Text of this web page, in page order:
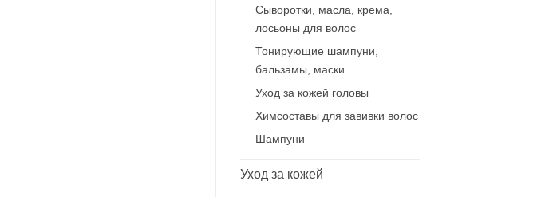
Сыворотки, масла, крема,
лосьоны для волос
Тонирующие шампуни,
бальзамы, маски
Уход за кожей головы
Химсоставы для завивки волос
Шампуни
Уход за кожей